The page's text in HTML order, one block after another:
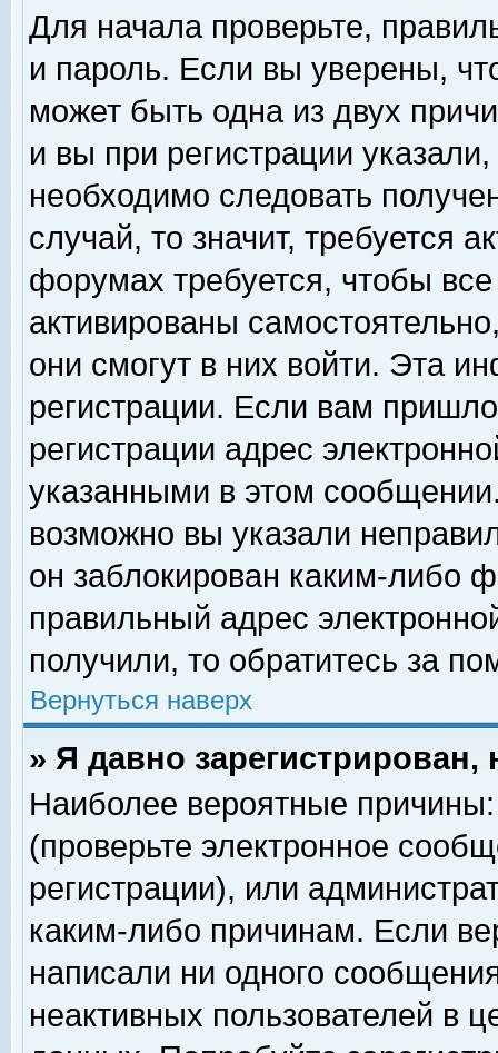
Для начала проверьте,
и пароль. Если вы уверены,
может быть одна из двух
и вы при регистрации
необходимо следовать
случай, то значит, требуется
форумах требуется, чтобы
активированы
они смогут в них войти. Эта
регистрации. Если вам
регистрации адрес
указанными в этом
возможно вы указали
он заблокирован каким-либо
правильный адрес
получили, то обратитесь за
Вернуться наверх
» Я давно
Наиболее вероятные
(проверьте электронное
регистрации), или
каким-либо причинам. Если
написали ни одного
неактивных пользователей в